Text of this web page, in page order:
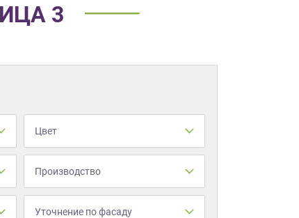
3
Цвет
Производство
Уточнение по фасаду